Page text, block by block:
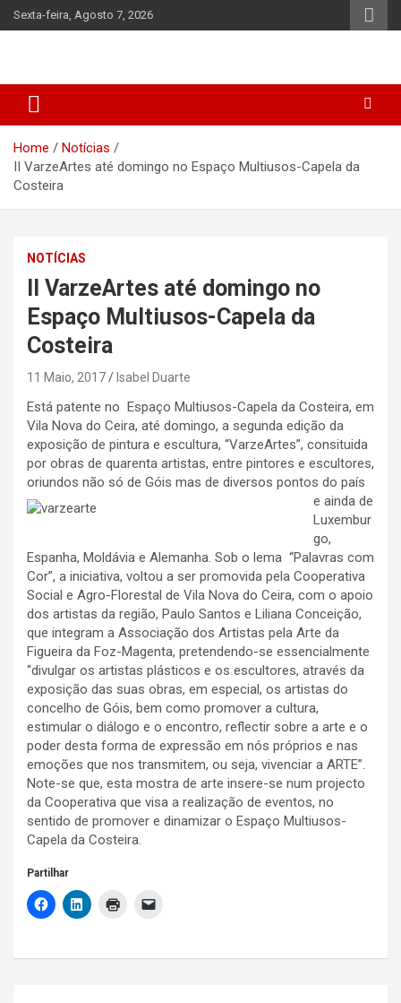
Skip
to
Sexta-feira, Agosto 7, 2026
Home
Notícias
II VarzeArtes até domingo no Espaço Multiusos-Capela da
Costeira
NOTÍCIAS
II VarzeArtes até domingo no
Espaço Multiusos-Capela da
Costeira
11 Maio, 2017 Isabel Duarte
Está patente no Espaço Multiusos-Capela da Costeira, em
Vila Nova do Ceira, até domingo, a segunda edição da
exposição de pintura e escultura, “VarzeArtes”, consituida
por obras de quarenta artistas, entre pintores e escultores,
oriundos não só de Góis mas de diversos pontos do país
e ainda de
Luxembur
go,
Espanha, Moldávia e Alemanha. Sob o lema “Palavras com
Cor”, a iniciativa, voltou a ser promovida pela Cooperativa
Social e Agro-Florestal de Vila Nova do Ceira, com o apoio
dos artistas da região, Paulo Santos e Liliana Conceição,
que integram a Associação dos Artistas pela Arte da
Figueira da Foz-Magenta, pretendendo-se essencialmente
“divulgar os artistas plásticos e os escultores, através da
exposição das suas obras, em especial, os artistas do
concelho de Góis, bem como promover a cultura,
estimular o diálogo e o encontro, reflectir sobre a arte e o
poder desta forma de expressão em nós próprios e nas
emoções que nos transmitem, ou seja, vivenciar a ARTE”.
Note-se que, esta mostra de arte insere-se num projecto
da Cooperativa que visa a realização de eventos, no
sentido de promover e dinamizar o Espaço Multiusos-
Capela da Costeira.
Partilhar